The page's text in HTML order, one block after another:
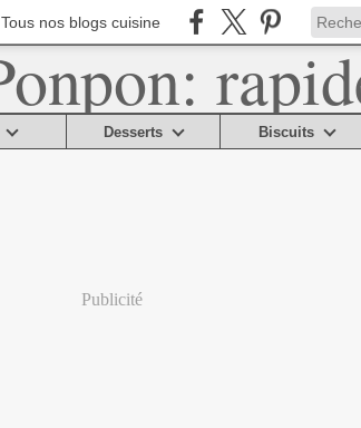
Tous nos blogs cuisine
Desserts Biscuits
Publicité